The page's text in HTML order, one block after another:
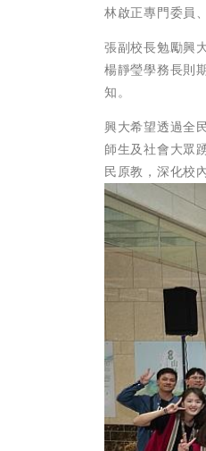
林啟正專門委員
張副校長勉勵興
楊靜瑩學務長則
知。
興大希望透過全
師生及社會大眾
民原教，深化校